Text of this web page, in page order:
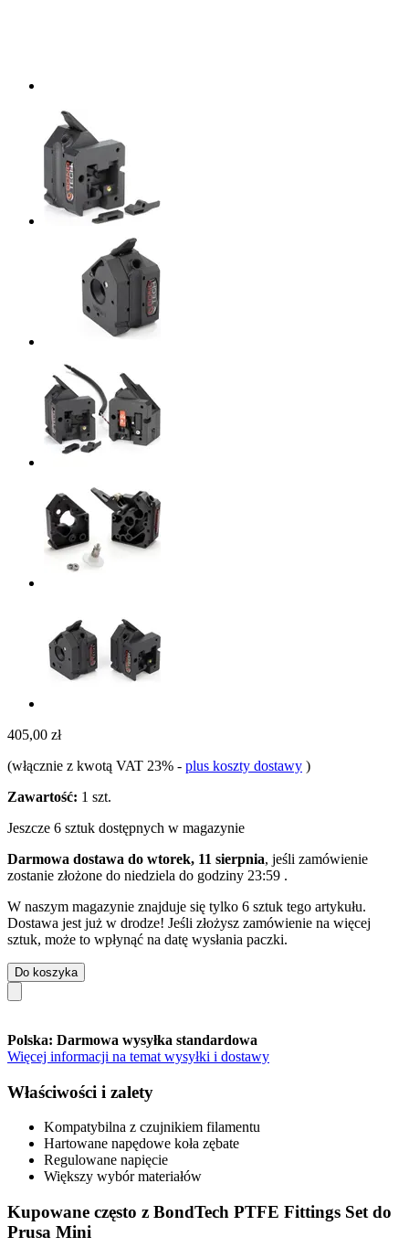
405,00 zł
(włącznie z kwotą VAT 23% - plus koszty dostawy )
Zawartość: 1 szt.
Jeszcze 6 sztuk dostępnych w magazynie
Darmowa dostawa do wtorek, 11 sierpnia, jeśli zamówienie
zostanie złożone do niedziela do godziny 23:59 .
W naszym magazynie znajduje się tylko 6 sztuk tego artykułu.
Dostawa jest już w drodze! Jeśli złożysz zamówienie na więcej
sztuk, może to wpłynąć na datę wysłania paczki.
Do koszyka
Polska: Darmowa wysyłka standardowa
Więcej informacji na temat wysyłki i dostawy
Właściwości i zalety
Kompatybilna z czujnikiem filamentu
Hartowane napędowe koła zębate
Regulowane napięcie
Większy wybór materiałów
Kupowane często z BondTech PTFE Fittings Set do
Prusa Mini